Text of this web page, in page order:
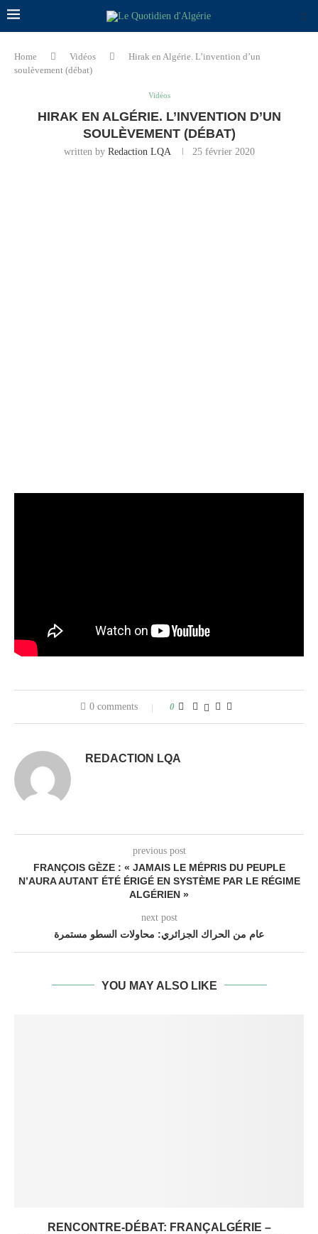
Home Vidéos
Hirak en Algérie. L’invention d’un
soulèvement (débat)
Vidéos
HIRAK EN ALGÉRIE. L’INVENTION D’UN
SOULÈVEMENT (DÉBAT)
written by Redaction LQA 25 février 2020
0 comments 0
REDACTION LQA
previous post
FRANÇOIS GÈZE : « JAMAIS LE MÉPRIS DU PEUPLE
N’AURA AUTANT ÉTÉ ÉRIGÉ EN SYSTÈME PAR LE RÉGIME
ALGÉRIEN »
next post
عام من الحراك الجزائري: محاولات السطو مستمرة
YOU MAY ALSO LIKE
RENCONTRE-DÉBAT: FRANÇALGÉRIE –